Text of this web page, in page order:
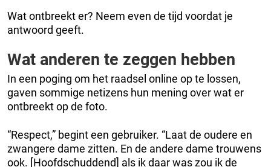
Wat ontbreekt er? Neem even de tijd voordat je
antwoord geeft.
Wat anderen te zeggen hebben
In een poging om het raadsel online op te lossen,
gaven sommige netizens hun mening over wat er
ontbreekt op de foto.
“Respect,” begint een gebruiker. “Laat de oudere en
zwangere dame zitten. En de andere dame trouwens
ook. [Hoofdschuddend] als ik daar was zou ik de